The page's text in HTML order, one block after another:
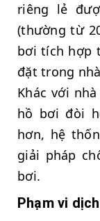
riêng lẻ
(thường từ
bơi tích hợp
đặt trong
Khác với
hồ bơi đòi
hơn, hệ
giải pháp
bơi.
Phạm vi